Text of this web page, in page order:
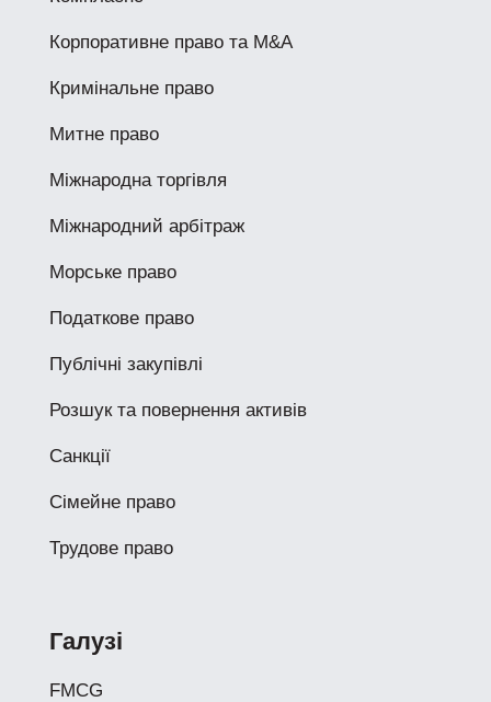
Корпоративне право та M&A
Кримінальне право
Митне право
Міжнародна торгівля
Міжнародний арбітраж
Морське право
Податкове право
Публічні закупівлі
Розшук та повернення активів
Санкції
Сімейне право
Трудове право
Галузі
FMCG